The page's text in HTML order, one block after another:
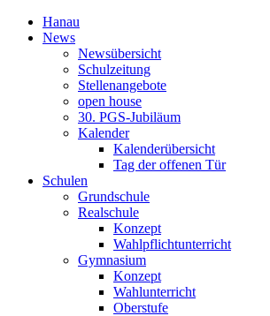
Hanau
News
Newsübersicht
Schulzeitung
Stellenangebote
open house
30. PGS-Jubiläum
Kalender
Kalenderübersicht
Tag der offenen Tür
Schulen
Grundschule
Realschule
Konzept
Wahlpflichtunterricht
Gymnasium
Konzept
Wahlunterricht
Oberstufe